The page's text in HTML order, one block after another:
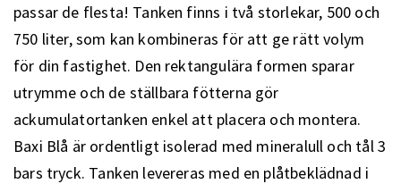
passar de flesta! Tanken finns i två storlekar, 500 och
750 liter, som kan kombineras för att ge rätt volym
för din fastighet. Den rektangulära formen sparar
utrymme och de ställbara fötterna gör
ackumulatortanken enkel att placera och montera.
Baxi Blå är ordentligt isolerad med mineralull och tål 3
bars tryck. Tanken levereras med en plåtbeklädnad i